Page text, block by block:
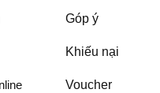
Góp ý
Khiếu nại
Voucher